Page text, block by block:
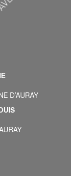
D’AURAY